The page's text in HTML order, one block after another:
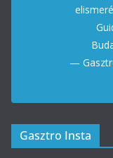
—
Gasztro Insta